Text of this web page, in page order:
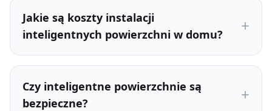
Jakie są koszty instalacji
inteligentnych powierzchni w domu?
Czy inteligentne powierzchnie są
bezpieczne?